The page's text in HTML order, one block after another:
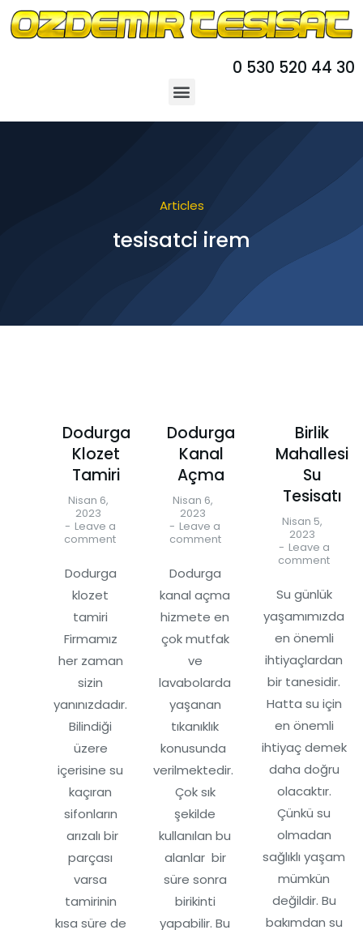
0 530 520 44 30
Articles
tesisatci irem
Dodurga
Klozet
Tamiri
Nisan 6,
2023
Leave a
comment
Dodurga
klozet
tamiri
Firmamız
her zaman
sizin
yanınızdadır.
Bilindiği
üzere
içerisine su
kaçıran
sifonların
arızalı bir
parçası
varsa
tamirinin
kısa süre de
Dodurga
Kanal
Açma
Nisan 6,
2023
Leave a
comment
Dodurga
kanal açma
hizmete en
çok mutfak
ve
lavabolarda
yaşanan
tıkanıklık
konusunda
verilmektedir.
Çok sık
şekilde
kullanılan bu
alanlar bir
süre sonra
birikinti
yapabilir. Bu
Birlik
Mahallesi
Su
Tesisatı
Nisan 5,
2023
Leave a
comment
Su günlük
yaşamımızda
en önemli
ihtiyaçlardan
bir tanesidir.
Hatta su için
en önemli
ihtiyaç demek
daha doğru
olacaktır.
Çünkü su
olmadan
sağlıklı yaşam
mümkün
değildir. Bu
bakımdan su